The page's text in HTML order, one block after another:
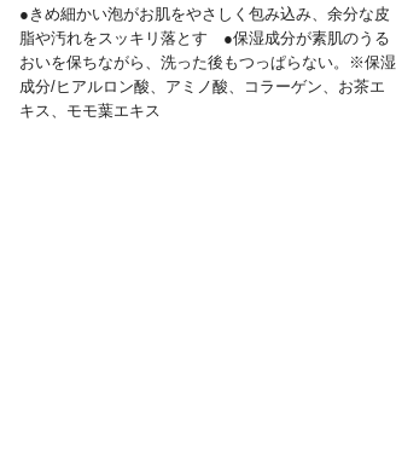
●きめ細かい泡がお肌をやさしく包み込み、余分な皮
脂や汚れをスッキリ落とす ●保湿成分が素肌のうる
おいを保ちながら、洗った後もつっぱらない。※保湿
成分/ヒアルロン酸、アミノ酸、コラーゲン、お茶エ
キス、モモ葉エキス